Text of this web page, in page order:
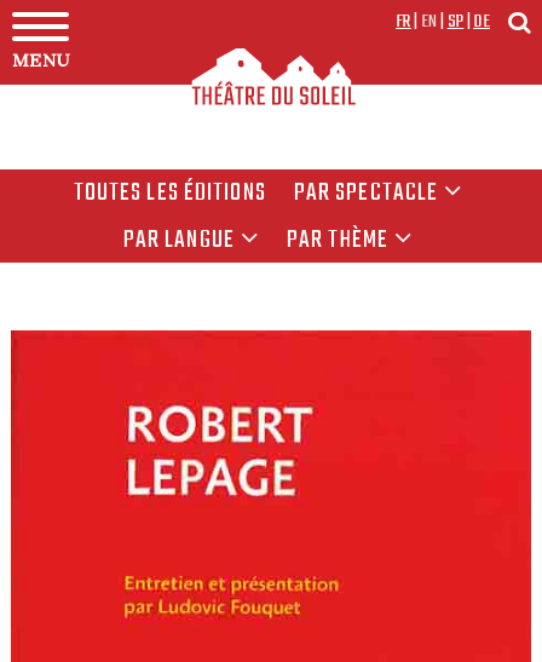
MENU
FR|EN|SP|DE
TOUTES LES ÉDITIONS
PAR SPECTACLE
PAR LANGUE
PAR THÈME